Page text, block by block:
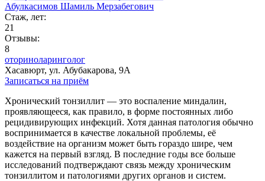
Абулкасимов Шамиль Мерзабегович
Стаж, лет:
21
Отзывы:
8
оториноларинголог
Хасавюрт, ул. Абубакарова, 9А
Записаться на приём
Хронический тонзиллит — это воспаление миндалин,
проявляющееся, как правило, в форме постоянных либо
рецидивирующих инфекций. Хотя данная патология обычно
воспринимается в качестве локальной проблемы, её
воздействие на организм может быть гораздо шире, чем
кажется на первый взгляд. В последние годы все больше
исследований подтверждают связь между хроническим
тонзиллитом и патологиями других органов и систем.